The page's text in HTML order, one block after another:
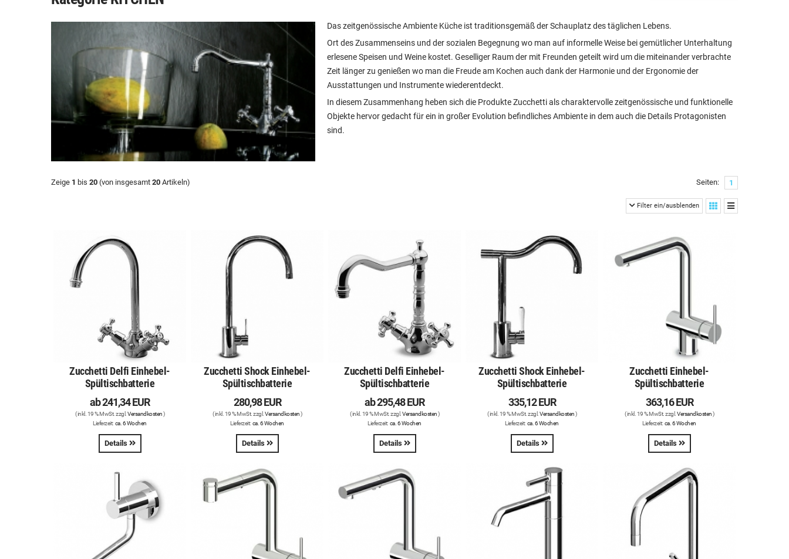
Das zeitgenössische Ambiente Küche ist traditionsgemäß der Schauplatz des täglichen Lebens.
Ort des Zusammenseins und der sozialen Begegnung wo man auf informelle Weise bei gemütlicher Unterhaltung
erlesene Speisen und Weine kostet. Geselliger Raum der mit Freunden geteilt wird um die miteinander verbrachte
Zeit länger zu genießen wo man die Freude am Kochen auch dank der Harmonie und der Ergonomie der
Ausstattungen und Instrumente wiederentdeckt.
In diesem Zusammenhang heben sich die Produkte Zucchetti als charaktervolle zeitgenössische und funktionelle
Objekte hervor gedacht für ein in großer Evolution befindliches Ambiente in dem auch die Details Protagonisten
sind.
Zeige 1 bis 20 (von insgesamt 20 Artikeln) Seiten: 1
Filter ein/ausblenden
Zucchetti Delfi Einhebel-
Spültischbatterie
ab241,34 EUR
( inkl. 19 % MwSt. zzgl. Versandkosten)
Lieferzeit: ca. 6 Wochen
Details
Zucchetti Shock Einhebel-
Spültischbatterie
280,98 EUR
( inkl. 19 % MwSt. zzgl. Versandkosten)
Lieferzeit: ca. 6 Wochen
Details
Zucchetti Delfi Einhebel-
Spültischbatterie
ab295,48 EUR
( inkl. 19 % MwSt. zzgl. Versandkosten)
Lieferzeit: ca. 6 Wochen
Details
Zucchetti Shock Einhebel-
Spültischbatterie
335,12 EUR
( inkl. 19 % MwSt. zzgl. Versandkosten)
Lieferzeit: ca. 6 Wochen
Details
Zucchetti Einhebel-
Spültischbatterie
363,16 EUR
( inkl. 19 % MwSt. zzgl. Versandkosten)
Lieferzeit: ca. 6 Wochen
Details